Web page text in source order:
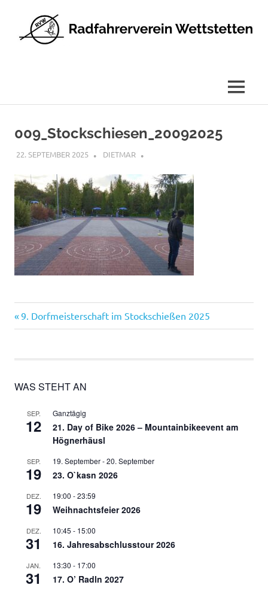
springen
MENÜ
009_Stockschiesen_20092025
22. SEPTEMBER 2025 DIETMAR
Beitragsnavigation
Vorheriger
Beitrag:
9. Dorfmeisterschaft im Stockschießen 2025
WAS STEHT AN
SEP.
12
Ganztägig
21. Day of Bike 2026 – Mountainbikeevent am
Högnerhäusl
SEP.
19
19. September-20. September
23. O`kasn 2026
DEZ.
19
19:00 -23:59
Weihnachtsfeier 2026
DEZ.
31
10:45 - 15:00
16. Jahresabschlusstour 2026
JAN.
31
13:30 - 17:00
17. O’ Radln 2027